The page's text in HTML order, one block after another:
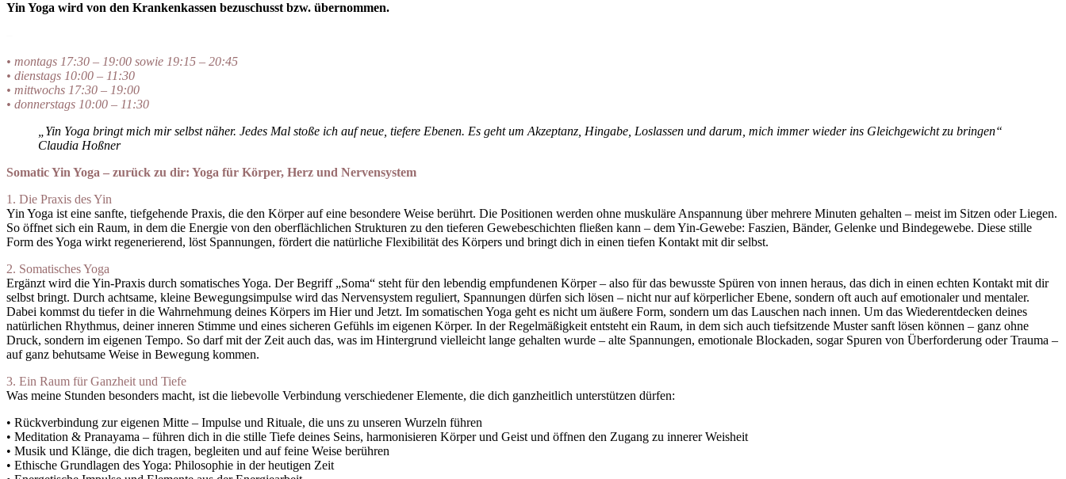
Yin Yoga wird von den Krankenkassen bezuschusst bzw. übernommen.
• montags 17:30 – 19:00 sowie 19:15 – 20:45
• dienstags 10:00 – 11:30
• mittwochs 17:30 – 19:00
• donnerstags 10:00 – 11:30
„Yin Yoga bringt mich mir selbst näher. Jedes Mal stoße ich auf neue, tiefere Ebenen. Es geht um Akzeptanz, Hingabe, Loslassen und darum, mich immer wieder ins Gleichgewicht zu bringen“
Claudia Hoßner
Somatic Yin Yoga – zurück zu dir: Yoga für Körper, Herz und Nervensystem
1. Die Praxis des Yin
Yin Yoga ist eine sanfte, tiefgehende Praxis, die den Körper auf eine besondere Weise berührt. Die Positionen werden ohne muskuläre Anspannung über mehrere Minuten gehalten – meist im Sitzen oder Liegen.
So öffnet sich ein Raum, in dem die Energie von den oberflächlichen Strukturen zu den tieferen Gewebeschichten fließen kann – dem Yin-Gewebe: Faszien, Bänder, Gelenke und Bindegewebe. Diese stille
Form des Yoga wirkt regenerierend, löst Spannungen, fördert die natürliche Flexibilität des Körpers und bringt dich in einen tiefen Kontakt mit dir selbst.
2. Somatisches Yoga
Ergänzt wird die Yin-Praxis durch somatisches Yoga. Der Begriff „Soma“ steht für den lebendig empfundenen Körper – also für das bewusste Spüren von innen heraus, das dich in einen echten Kontakt mit dir
selbst bringt. Durch achtsame, kleine Bewegungsimpulse wird das Nervensystem reguliert, Spannungen dürfen sich lösen – nicht nur auf körperlicher Ebene, sondern oft auch auf emotionaler und mentaler.
Dabei kommst du tiefer in die Wahrnehmung deines Körpers im Hier und Jetzt. Im somatischen Yoga geht es nicht um äußere Form, sondern um das Lauschen nach innen. Um das Wiederentdecken deines
natürlichen Rhythmus, deiner inneren Stimme und eines sicheren Gefühls im eigenen Körper. In der Regelmäßigkeit entsteht ein Raum, in dem sich auch tiefsitzende Muster sanft lösen können – ganz ohne
Druck, sondern im eigenen Tempo. So darf mit der Zeit auch das, was im Hintergrund vielleicht lange gehalten wurde – alte Spannungen, emotionale Blockaden, sogar Spuren von Überforderung oder Trauma –
auf ganz behutsame Weise in Bewegung kommen.
3. Ein Raum für Ganzheit und Tiefe
Was meine Stunden besonders macht, ist die liebevolle Verbindung verschiedener Elemente, die dich ganzheitlich unterstützen dürfen:
• Rückverbindung zur eigenen Mitte – Impulse und Rituale, die uns zu unseren Wurzeln führen
• Meditation & Pranayama – führen dich in die stille Tiefe deines Seins, harmonisieren Körper und Geist und öffnen den Zugang zu innerer Weisheit
• Musik und Klänge, die dich tragen, begleiten und auf feine Weise berühren
• Ethische Grundlagen des Yoga: Philosophie in der heutigen Zeit